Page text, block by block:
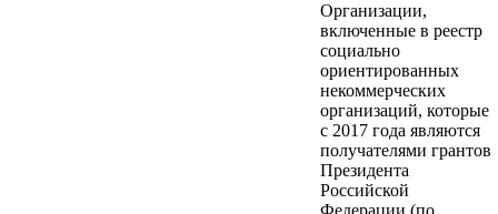
Организации,
включенные в реестр
социально
ориентированных
некоммерческих
организаций, которые
с 2017 года являются
получателями грантов
Президента
Российской
Федерации (по